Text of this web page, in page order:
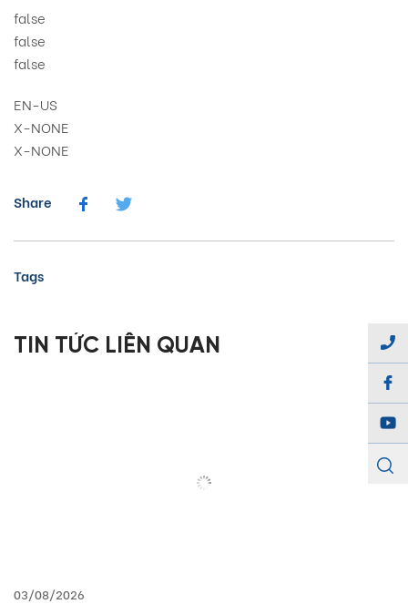
false
false
false
EN-US
X-NONE
X-NONE
Share
Tags
TIN TỨC LIÊN QUAN
03/08/2026